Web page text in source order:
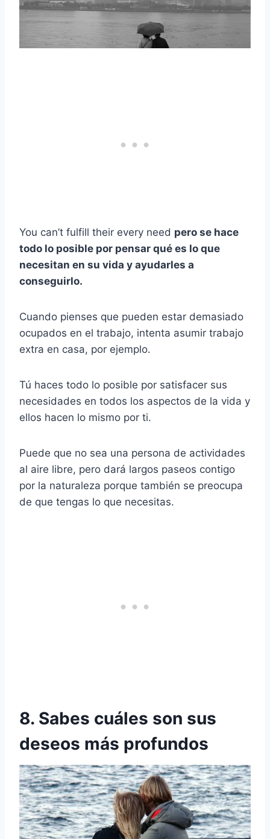
You can’t fulfill their every need pero se hace
todo lo posible por pensar qué es lo que
necesitan en su vida y ayudarles a
conseguirlo.
Cuando pienses que pueden estar demasiado
ocupados en el trabajo, intenta asumir trabajo
extra en casa, por ejemplo.
Tú haces todo lo posible por satisfacer sus
necesidades en todos los aspectos de la vida y
ellos hacen lo mismo por ti.
Puede que no sea una persona de actividades
al aire libre, pero dará largos paseos contigo
por la naturaleza porque también se preocupa
de que tengas lo que necesitas.
8. Sabes cuáles son sus
deseos más profundos